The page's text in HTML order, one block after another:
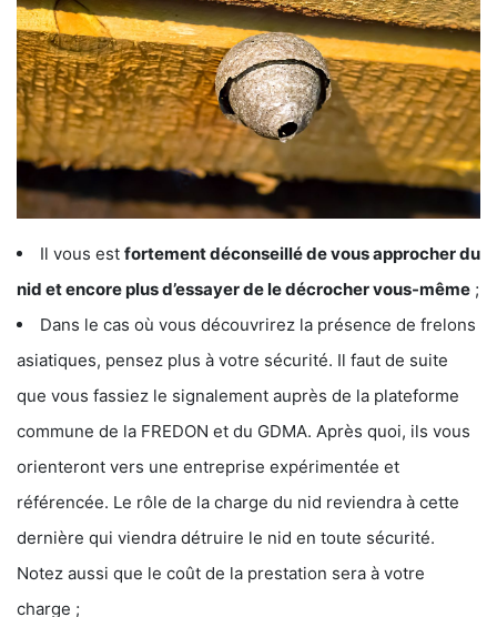
Il vous est fortement déconseillé de vous approcher du
nid et encore plus d’essayer de le décrocher vous-même ;
Dans le cas où vous découvrirez la présence de frelons
asiatiques, pensez plus à votre sécurité. Il faut de suite
que vous fassiez le signalement auprès de la plateforme
commune de la FREDON et du GDMA. Après quoi, ils vous
orienteront vers une entreprise expérimentée et
référencée. Le rôle de la charge du nid reviendra à cette
dernière qui viendra détruire le nid en toute sécurité.
Notez aussi que le coût de la prestation sera à votre
charge ;